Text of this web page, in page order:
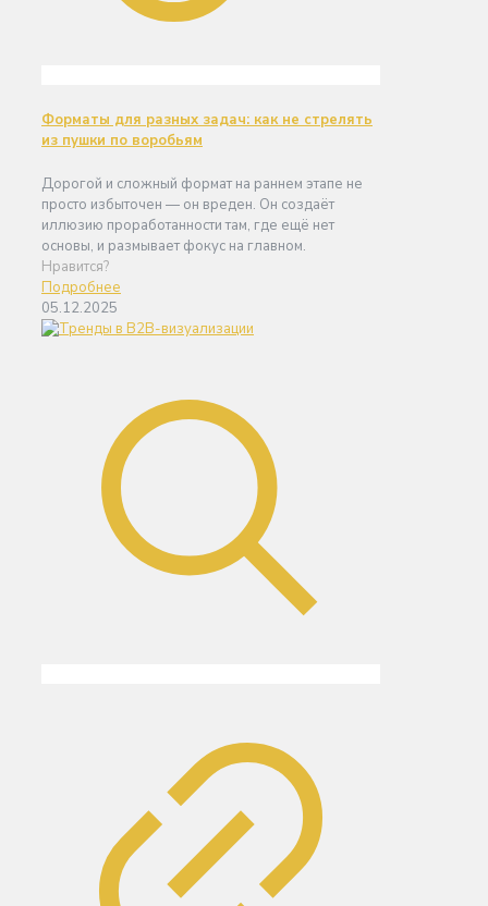
Форматы для разных задач: как не стрелять
из пушки по воробьям
Дорогой и сложный формат на раннем этапе не
просто избыточен — он вреден. Он создаёт
иллюзию проработанности там, где ещё нет
основы, и размывает фокус на главном.
Нравится?
Подробнее
05.12.2025